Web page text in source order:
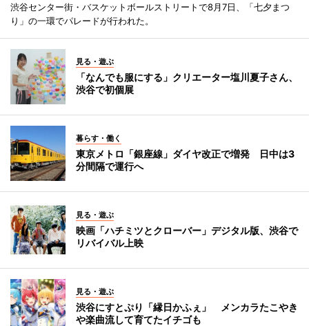
渋谷センター街・バスケットボールストリートで8月7日、「七夕まつ
り」の一環でパレードが行われた。
見る・遊ぶ
「なんでも服にする」クリエーター塩川夏子さん、
渋谷で初個展
暮らす・働く
東京メトロ「銀座線」ダイヤ改正で増発 日中は3
分間隔で運行へ
見る・遊ぶ
映画「ハチミツとクローバー」デジタル版、渋谷で
リバイバル上映
見る・遊ぶ
渋谷にすとぷり「縁日かふぇ」 メンカラたこやき
や楽曲流して育てたイチゴも